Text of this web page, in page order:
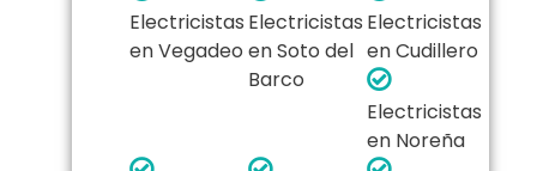
Electricistas
en Vegadeo
Electricistas
en Soto del
Barco
Electricistas
en Cudillero
Electricistas
en Noreña